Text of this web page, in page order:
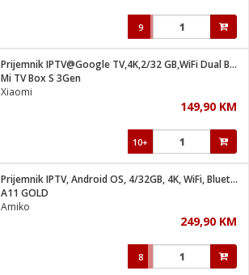
9
Prijemnik IPTV@Google TV,4K,2/32 GB,WiFi Dual Band,Bluetooth
Mi TV Box S 3Gen
Xiaomi
149,90 KM
10+
Prijemnik IPTV, Android OS, 4/32GB, 4K, WiFi, Bluetooth
A11 GOLD
Amiko
249,90 KM
8